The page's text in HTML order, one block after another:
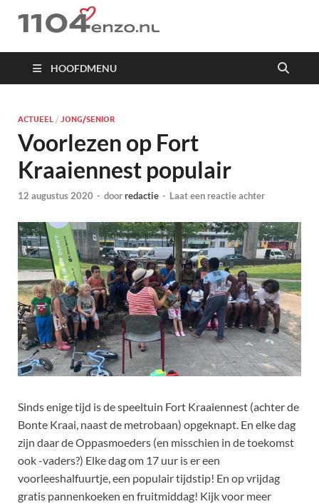
1104 en zo
HOOFDMENU
ACTUEEL / JONG/SENIOR
Voorlezen op Fort
Kraaiennest populair
12 augustus 2020 - doorredactie - Laat een reactie achter
Sinds enige tijd is de speeltuin Fort Kraaiennest (achter de
Bonte Kraai, naast de metrobaan) opgeknapt. En elke dag
zijn daar de Oppasmoeders (en misschien in de toekomst
ook -vaders?) Elke dag om 17 uur is er een
voorleeshalfuurtje, een populair tijdstip! En op vrijdag
gratis pannenkoeken en fruitmiddag! Kijk voor meer